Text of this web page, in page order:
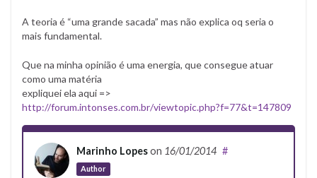
A teoria é “uma grande sacada” mas não explica oq seria o
mais fundamental.
Que na minha opinião é uma energia, que consegue atuar
como uma matéria
expliquei ela aqui =>
http://forum.intonses.com.br/viewtopic.php?f=77&t=147809
Marinho Lopeson 16/01/2014
Author
#